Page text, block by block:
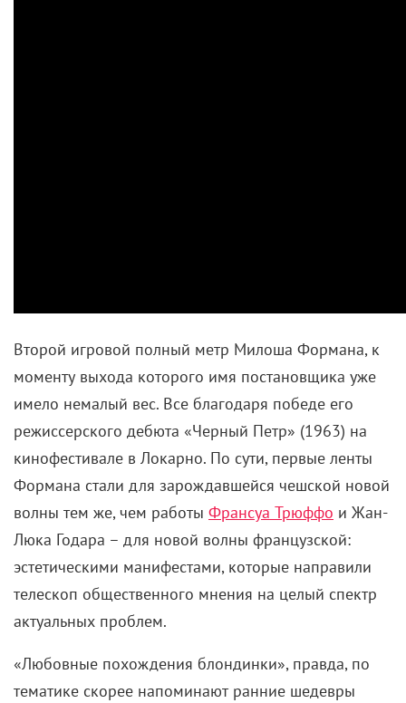
Второй игровой полный метр Милоша Формана, к
моменту выхода которого имя постановщика уже
имело немалый вес. Все благодаря победе его
режиссерского дебюта «Черный Петр» (1963) на
кинофестивале в Локарно. По сути, первые ленты
Формана стали для зарождавшейся чешской новой
волны тем же, чем работы Франсуа Трюффо и Жан-
Люка Годара – для новой волны французской:
эстетическими манифестами, которые направили
телескоп общественного мнения на целый спектр
актуальных проблем.
«Любовные похождения блондинки», правда, по
тематике скорее напоминают ранние шедевры